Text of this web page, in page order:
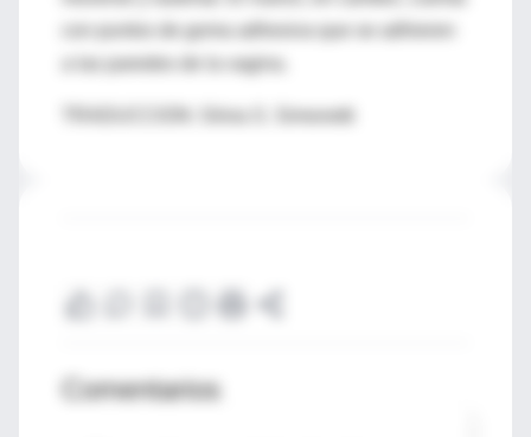
con puntos de goma adhesiva que se adhieren
a las paredes de la vagina.
Comentarios